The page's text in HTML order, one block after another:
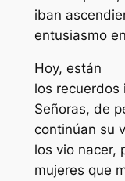
iban
entusiasmo
Hoy, están
los recuerdos
Señoras, de
continúan su
los vio nacer,
mujeres que